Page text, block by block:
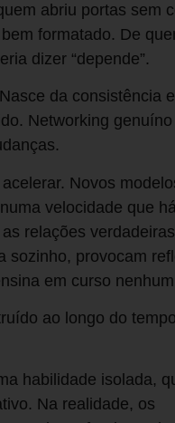
abriu portas sem
formatado. De
dizer “depende”.
da consistência
Networking
Novos
velocidade que
relações
sozinho, provocam
em curso
ao longo do
habilidade isolada,
Na realidade, os